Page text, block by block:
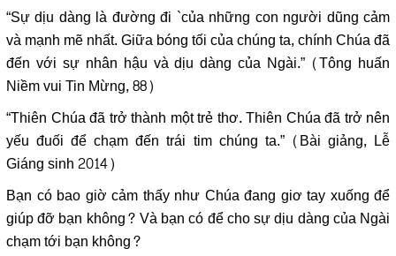
“Sự dịu dàng là đường đi `của những con người dũng cảm
và mạnh mẽ nhất. Giữa bóng tối của chúng ta, chính Chúa đã
đến với sự nhân hậu và dịu dàng của Ngài.” (Tông huấn
Niềm vui Tin Mừng, 88)
“Thiên Chúa đã trở thành một trẻ thơ. Thiên Chúa đã trở nên
yếu đuối để chạm đến trái tim chúng ta.” (Bài giảng, Lễ
Giáng sinh 2014)
Bạn có bao giờ cảm thấy như Chúa đang giơ tay xuống để
giúp đỡ bạn không? Và bạn có để cho sự dịu dàng của Ngài
chạm tới bạn không?